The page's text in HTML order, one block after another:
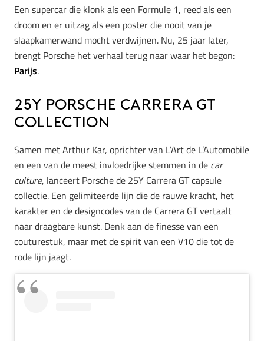
Een supercar die klonk als een Formule 1, reed als een
droom en er uitzag als een poster die nooit van je
slaapkamerwand mocht verdwijnen. Nu, 25 jaar later,
brengt Porsche het verhaal terug naar waar het begon:
Parijs.
25Y Porsche Carrera GT
collection
Samen met Arthur Kar, oprichter van L’Art de L’Automobile
en een van de meest invloedrijke stemmen in de car
culture, lanceert Porsche de 25Y Carrera GT capsule
collectie. Een gelimiteerde lijn die de rauwe kracht, het
karakter en de designcodes van de Carrera GT vertaalt
naar draagbare kunst. Denk aan de finesse van een
couturestuk, maar met de spirit van een V10 die tot de
rode lijn jaagt.